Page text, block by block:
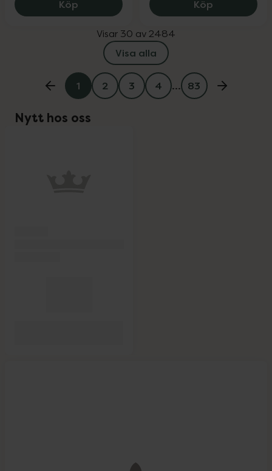
Köp Pharbio Barn Omega 3, 126.75 kr.
Köp Björn
Visar 30 av 2484
Visa alla
1 2 3 4 … 83
Nytt hos oss